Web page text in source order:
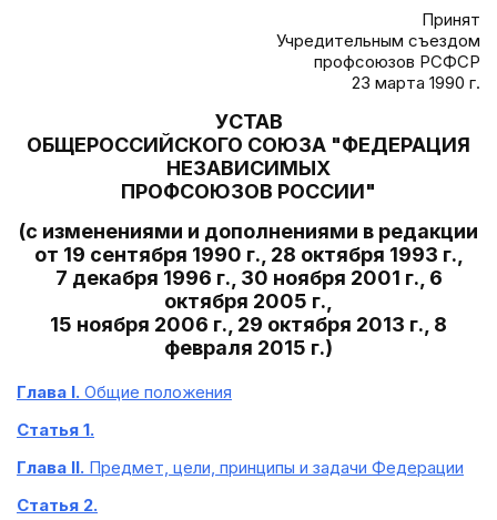
Принят
Учредительным съездом
профсоюзов РСФСР
23 марта 1990 г.
УСТАВ
ОБЩЕРОССИЙСКОГО СОЮЗА "ФЕДЕРАЦИЯ
НЕЗАВИСИМЫХ
ПРОФСОЮЗОВ РОССИИ"
(с изменениями и дополнениями в редакции
от 19 сентября 1990 г., 28 октября 1993 г.,
7 декабря 1996 г., 30 ноября 2001 г., 6
октября 2005 г.,
15 ноября 2006 г., 29 октября 2013 г., 8
февраля 2015 г.)
Глава I. Общие положения
Статья 1.
Глава II. Предмет, цели, принципы и задачи Федерации
Статья 2.